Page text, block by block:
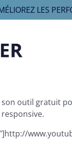
LES
son outil gratuit